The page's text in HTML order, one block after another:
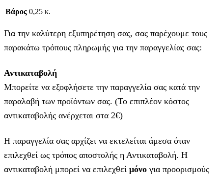
Βάρος 0,25 κ.
Για την καλύτερη εξυπηρέτηση σας, σας παρέχουμε τους
παρακάτω τρόπους πληρωμής για την παραγγελίας σας:
Αντικαταβολή
Μπορείτε να εξοφλήσετε την παραγγελία σας κατά την
παραλαβή των προϊόντων σας. (Το επιπλέον κόστος
αντικαταβολής ανέρχεται στα 2€)
Η παραγγελία σας αρχίζει να εκτελείται άμεσα όταν
επιλεχθεί ως τρόπος αποστολής η Αντικαταβολή. Η
αντικαταβολή μπορεί να επιλεχθεί μόνο για προορισμούς